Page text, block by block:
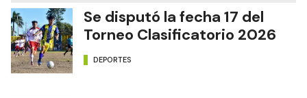
Se disputó la fecha 17 del
Torneo Clasificatorio 2026
DEPORTES